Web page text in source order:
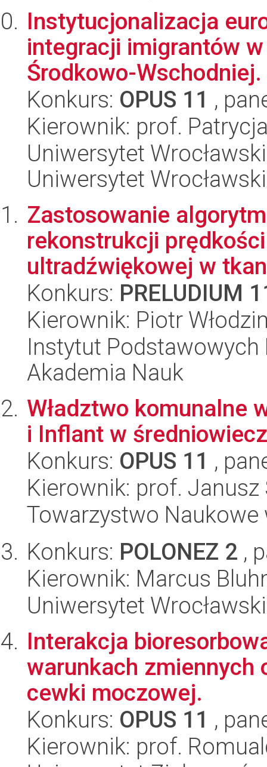
Instytucjonalizacja
integracji imigrantów
Środkowo-
Konkurs: OPUS 11 ,
Kierownik: prof.
Uniwersytet
Uniwersytet
Zastosowanie
rekonstrukcji
ultradźwiękowej w
Konkurs: PRELUDIUM
Kierownik: Piotr
Instytut
Akademia Nauk
Władztwo komunalne
i Inflant w
Konkurs: OPUS 11 ,
Kierownik: prof. Janusz
Towarzystwo Naukowe
Konkurs: POLONEZ 2 ,
Kierownik: Marcus
Uniwersytet
Interakcja
warunkach zmiennych
cewki moczowej.
Konkurs: OPUS 11 ,
Kierownik: prof.